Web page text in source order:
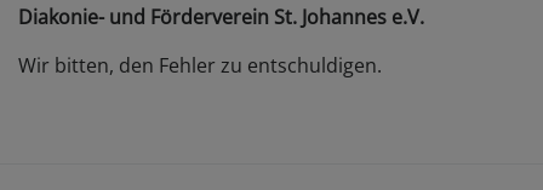
Diakonie- und Förderverein St. Johannes e.V.
Wir bitten, den Fehler zu entschuldigen.